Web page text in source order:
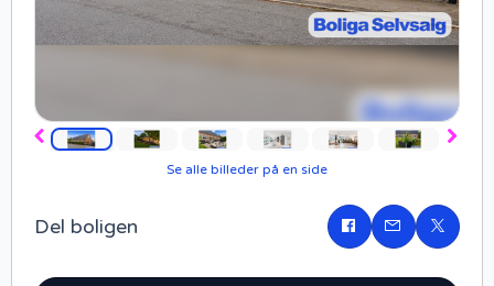
Forrige
Se alle billeder på en side
Del boligen
Del
på